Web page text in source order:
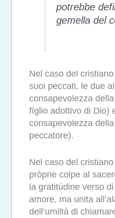
potrebbe
gemella del
Nel caso del
suoi peccati, le due
consapevolezza
fíglio adottivo di Dio)
consapevolezza
peccatore).
Nel caso del
pròprie colpe al
la gratitúdine verso
amore, ma unita
dell’umiltà di